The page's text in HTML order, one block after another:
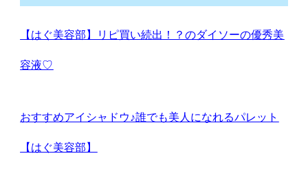
【はぐ美容部】リピ買い続出！？のダイソーの優秀美
容液♡
おすすめアイシャドウ♪誰でも美人になれるパレット
【はぐ美容部】